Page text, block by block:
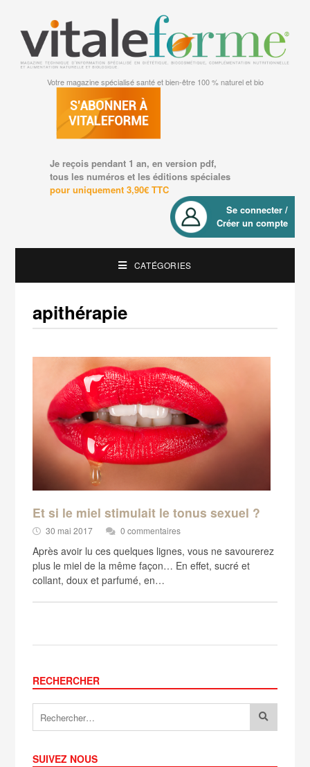
Votre magazine spécialisé santé et bien-être 100 % naturel et bio
Je reçois pendant 1 an, en version pdf,
tous les numéros et les éditions spéciales
pour uniquement 3,90€ TTC
Se connecter /
Créer un compte
CATÉGORIES
apithérapie
Et si le miel stimulait le tonus sexuel ?
30 mai 2017 0 commentaires
Après avoir lu ces quelques lignes, vous ne savourerez
plus le miel de la même façon… En effet, sucré et
collant, doux et parfumé, en…
RECHERCHER
SUIVEZ NOUS